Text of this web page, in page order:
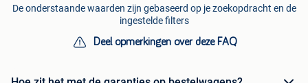
De onderstaande waarden zijn gebaseerd op je zoekopdracht en de
ingestelde filters
Deel opmerkingen over deze FAQ